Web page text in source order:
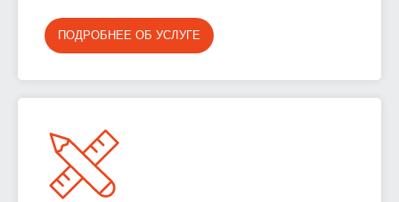
ПОДРОБНЕЕ ОБ УСЛУГЕ